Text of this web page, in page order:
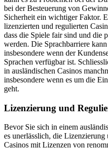
bei der Besteuerung von
Sicherheit ein wichtiger Faktor.
lizenzierten und regulierten
dass die Spiele fair sind und die
werden. Die Sprachbarriere
insbesondere wenn der
Sprachen verfügbar ist.
in ausländischen Casinos
insbesondere wenn es um die
geht.
Lizenzierung und
Bevor Sie sich in einem
es unerlässlich, die
Casinos mit Lizenzen von